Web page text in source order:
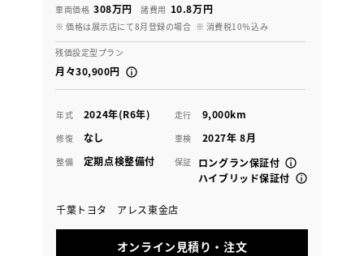
車両価格 308万円 諸費用 10.8万円
※ 価格は展示店にて8月登録の場合 ※ 消費税10％込み
残価設定型プラン
月々30,900円
年式 2024年(R6年) 走行 9,000km
修復 なし 車検 2027年 8月
整備 定期点検整備付 保証
ロングラン保証付
ハイブリッド保証付
千葉トヨタ アレス東金店
オンライン見積り・注文